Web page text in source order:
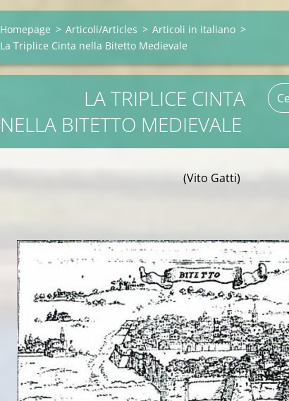
Homepage > Articoli/Articles > Articoli in italiano >
La Triplice Cinta nella Bitetto Medievale
LA TRIPLICE CINTA
NELLA BITETTO MEDIEVALE
(Vito Gatti)